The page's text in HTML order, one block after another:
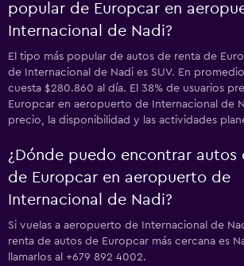
popular de Europcar en
Internacional de Nadi?
El tipo más popular de autos de renta de
de Internacional de Nadi es SUV. En
cuesta $280.860 al día. El 38% de usuarios
Europcar en aeropuerto de Internacional de
precio, la disponibilidad y las actividades
¿Dónde puedo encontrar autos
de Europcar en aeropuerto de
Internacional de Nadi?
Si vuelas a aeropuerto de Internacional de
renta de autos de Europcar más cercana es
llamarlos al +679 892 4002.